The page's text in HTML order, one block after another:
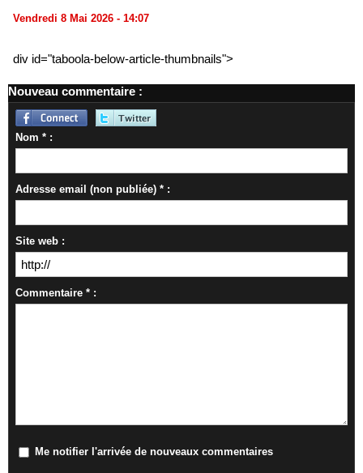
Vendredi 8 Mai 2026 - 14:07
div id="taboola-below-article-thumbnails">
Nouveau commentaire :
Nom * :
Adresse email (non publiée) * :
Site web :
Commentaire * :
Me notifier l'arrivée de nouveaux commentaires